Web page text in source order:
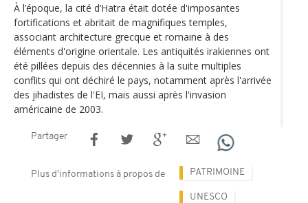
À l’époque, la cité d’Hatra était dotée d'imposantes
fortifications et abritait de magnifiques temples,
associant architecture grecque et romaine à des
éléments d'origine orientale. Les antiquités irakiennes ont
été pillées depuis des décennies à la suite multiples
conflits qui ont déchiré le pays, notamment après l'arrivée
des jihadistes de l'EI, mais aussi après l'invasion
américaine de 2003.
Partager
Plus d'informations à propos de PATRIMOINE
UNESCO